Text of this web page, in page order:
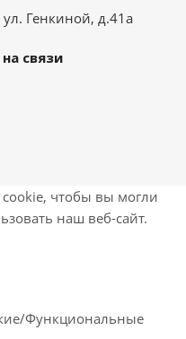
Генкиной, д.41а
связи
cookie, чтобы вы могли
наш веб-сайт.
Функциональные